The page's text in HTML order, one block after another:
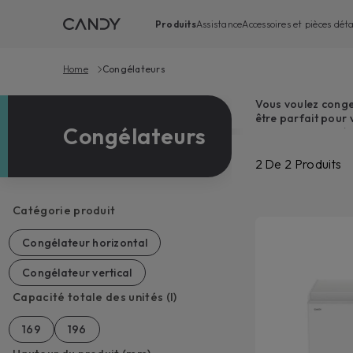
ProduitsAssistanceAccessoires et pièces
Home Congélateurs
Congélateurs
Catégorie produit
Congélateur horizontal
Congélateur vertical
Capacité totale des unités (l)
169 196
Vous voulez
être parfait pour
permettent un
minimaliste et
2 De 2 Produits